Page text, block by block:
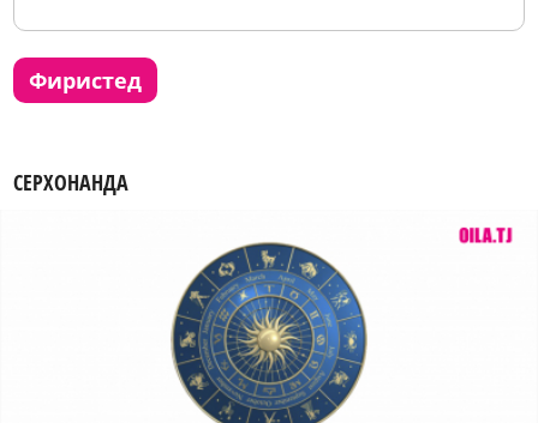
фиристед
СЕРХОНАНДА